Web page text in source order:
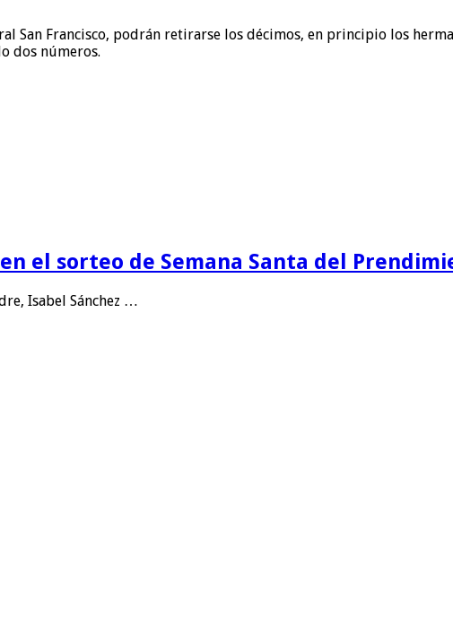
San Francisco, podrán retirarse los décimos, en principio los
dos números.
el sorteo de Semana Santa del
Isabel Sánchez …